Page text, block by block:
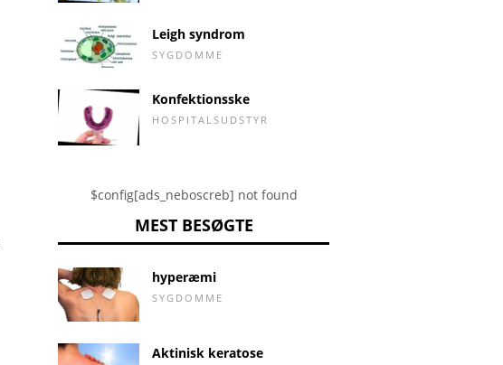
Leigh syndrom
SYGDOMME
Konfektionsske
HOSPITALSUDSTYR
$config[ads_neboscreb] not found
MEST BESØGTE
hyperæmi
SYGDOMME
Aktinisk keratose